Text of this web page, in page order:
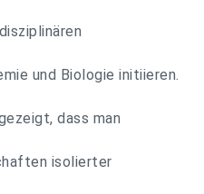
und Biologie initiieren.
dass man
isolierter